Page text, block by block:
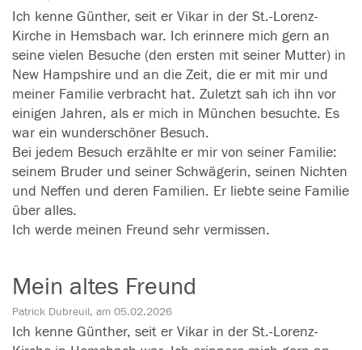
Ich kenne Günther, seit er Vikar in der St.-Lorenz-
Kirche in Hemsbach war. Ich erinnere mich gern an
seine vielen Besuche (den ersten mit seiner Mutter) in
New Hampshire und an die Zeit, die er mit mir und
meiner Familie verbracht hat. Zuletzt sah ich ihn vor
einigen Jahren, als er mich in München besuchte. Es
war ein wunderschöner Besuch.
Bei jedem Besuch erzählte er mir von seiner Familie:
seinem Bruder und seiner Schwägerin, seinen Nichten
und Neffen und deren Familien. Er liebte seine Familie
über alles.
Ich werde meinen Freund sehr vermissen.
Mein altes Freund
Patrick Dubreuil, am 05.02.2026
Ich kenne Günther, seit er Vikar in der St.-Lorenz-